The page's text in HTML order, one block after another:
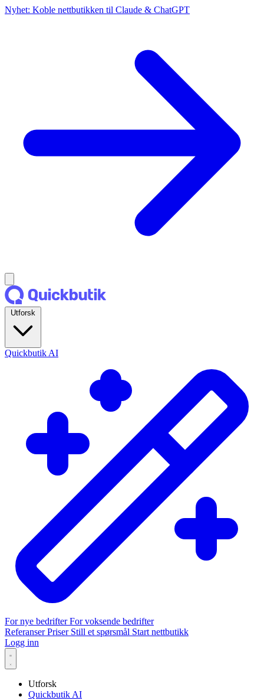
Nyhet: Koble nettbutikken til Claude & ChatGPT
Quickbutik AI
For nye bedrifterFor voksende bedrifter
ReferanserPriser Still et spørsmål Start nettbutikk
Logg inn
Utforsk
Quickbutik AI